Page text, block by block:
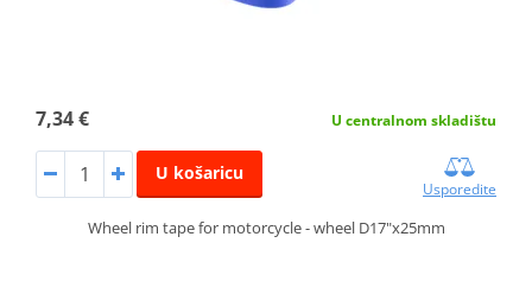
7,34 € U centralnom skladištu
U košaricu
Usporedite
Wheel rim tape for motorcycle - wheel D17"x25mm